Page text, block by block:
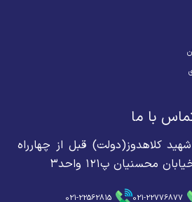
با ما
کلاهدوز(دولت) قبل از چهارراه
محسنیان پ۱۲۱ واحد۳
021-22776877
021-22562815